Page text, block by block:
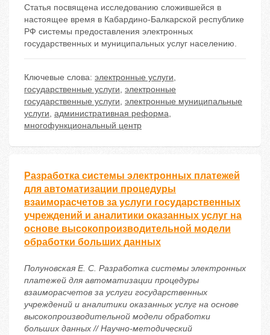
Статья посвящена исследованию сложившейся в
настоящее время в Кабардино-Балкарской республике
РФ системы предоставления электронных
государственных и муниципальных услуг населению.
Ключевые слова: электронные услуги,
государственные услуги, электронные
государственные услуги, электронные муниципальные
услуги, административная реформа,
многофункциональный центр
Разработка системы электронных платежей
для автоматизации процедуры
взаиморасчетов за услуги государственных
учреждений и аналитики оказанных услуг на
основе высокопроизводительной модели
обработки больших данных
Полуновская Е. С. Разработка системы электронных
платежей для автоматизации процедуры
взаиморасчетов за услуги государственных
учреждений и аналитики оказанных услуг на основе
высокопроизводительной модели обработки
больших данных // Научно-методический